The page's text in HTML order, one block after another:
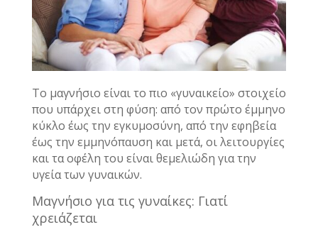
Το μαγνήσιο είναι το πιο «γυναικείο» στοιχείο
που υπάρχει στη φύση: από τον πρώτο έμμηνο
κύκλο έως την εγκυμοσύνη, από την εφηβεία
έως την εμμηνόπαυση και μετά, οι λειτουργίες
και τα οφέλη του είναι θεμελιώδη για την
υγεία των γυναικών.
Μαγνήσιο για τις γυναίκες: Γιατί
χρειάζεται